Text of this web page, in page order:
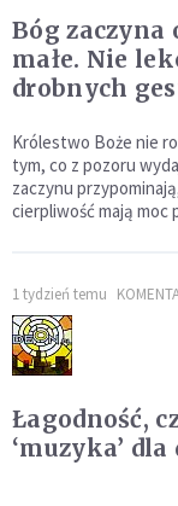
Bóg zaczyna
małe. Nie
drobnych
Królestwo Boże nie
tym, co z pozoru
zaczynu
cierpliwość mają moc
1 tydzień temu
Łagodność,
‘muzyka’ dla